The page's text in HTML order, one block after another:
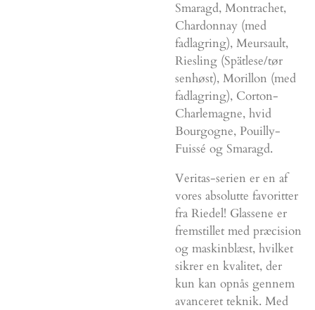
Smaragd, Montrachet,
Chardonnay (med
fadlagring), Meursault,
Riesling (Spätlese/tør
senhøst), Morillon (med
fadlagring), Corton-
Charlemagne, hvid
Bourgogne, Pouilly-
Fuissé og Smaragd.
Veritas-serien er en af
vores absolutte favoritter
fra Riedel! Glassene er
fremstillet med præcision
og maskinblæst, hvilket
sikrer en kvalitet, der
kun kan opnås gennem
avanceret teknik. Med